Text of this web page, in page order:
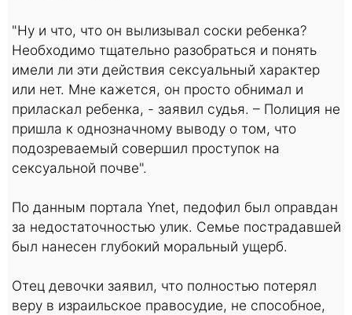
"Ну и что, что он вылизывал соски ребенка?
Необходимо тщательно разобраться и понять
имели ли эти действия сексуальный характер
или нет. Мне кажется, он просто обнимал и
приласкал ребенка, - заявил судья. – Полиция не
пришла к однозначному выводу о том, что
подозреваемый совершил проступок на
сексуальной почве".
По данным портала Ynet, педофил был оправдан
за недостаточностью улик. Семье пострадавшей
был нанесен глубокий моральный ущерб.
Отец девочки заявил, что полностью потерял
веру в израильское правосудие, не способное,